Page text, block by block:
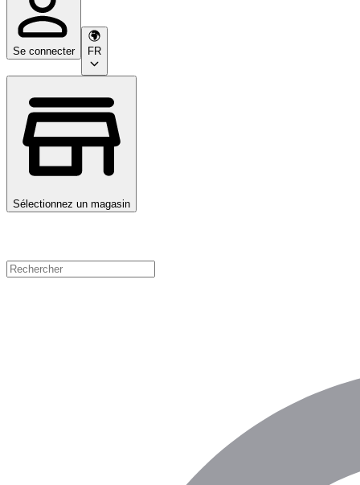
Se connecter FR
Sélectionnez un magasin